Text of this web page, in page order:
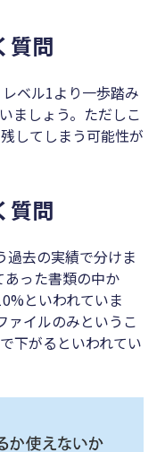
質問
ベル1より一歩踏み
ましょう。ただしこ
してしまう可能性が
質問
過去の実績で分けま
あった書類の中か
といわれていま
ァイルのみというこ
下がるといわれてい